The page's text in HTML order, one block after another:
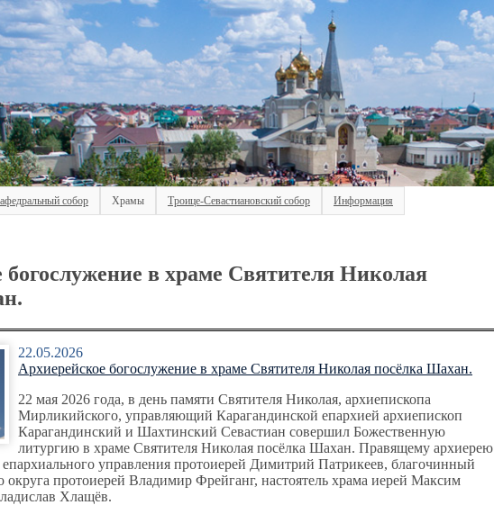
собор Храмы Троице-Севастиановский собор Информация
богослужение в храме Святителя Николая
22.05.2026
Архиерейское богослужение в храме Святителя Николая посёлка Шахан.
22 мая 2026 года, в день памяти Святителя Николая, архиепископа
Мирликийского, управляющий Карагандинской епархией архиепископ
Карагандинский и Шахтинский Севастиан совершил Божественную
литургию в храме Святителя Николая посёлка Шахан. Правящему архиерею
епархиального управления протоиерей Димитрий Патрикеев, благочинный
округа протоиерей Владимир Фрейганг, настоятель храма иерей Максим
Хлащёв.